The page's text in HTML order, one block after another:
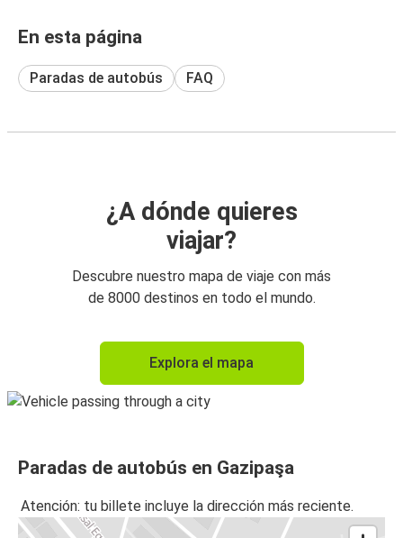
En esta página
Paradas de autobús FAQ
¿A dónde quieres
viajar?
Descubre nuestro mapa de viaje con más
de 8000 destinos en todo el mundo.
Explora el mapa
Paradas de autobús en Gazipaşa
Atención: tu billete incluye la dirección más reciente.